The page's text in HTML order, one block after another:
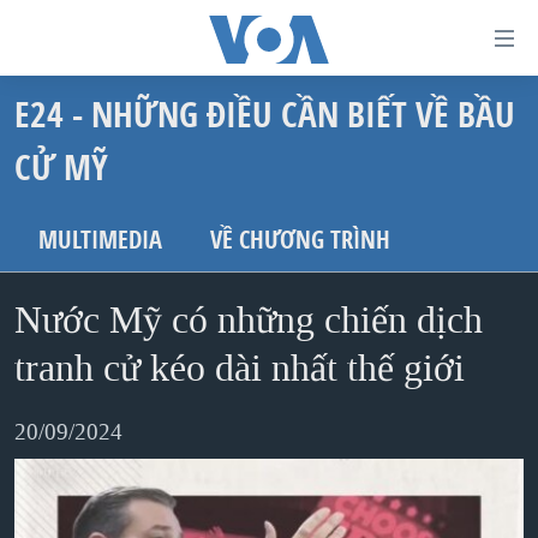
dẫn
truy
cập
dung
chính
Tới
điều
hướng
chính
TRANG CHỦ
VIỆT NAM
THẾ GIỚI
DIỄN ĐÀN
MỤC
TỰ DO BÁO CHÍ
VẠCH TRẦN TIN GIẢ
CHUYÊN ĐỀ
CHIẾN TRANH THƯƠNG MẠI CỦA MỸ: QUÁ KHỨ VÀ HIỆN
HỌC TIẾNG ANH
E24 - NHỮNG ĐIỀU CẦN BIẾT VỀ BẦU
CỬ MỸ
MULTIMEDIA VỀ CHƯƠNG TRÌNH
Nước Mỹ có những chiến dịch
tranh cử kéo dài nhất thế giới
20/09/2024